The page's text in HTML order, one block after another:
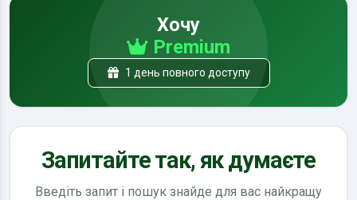
Хочу
Premium
1 день повного доступу
Запитайте так, як думаєте
Введіть запит і пошук знайде для вас найкращу